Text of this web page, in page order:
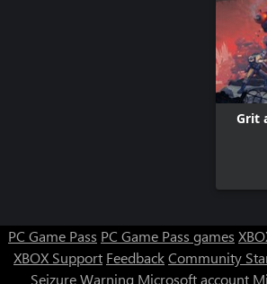
Grit
PC Game Pass PC Game Pass games
XBOX Support FeedbackCommunity
Seizure Warning Microsoft account